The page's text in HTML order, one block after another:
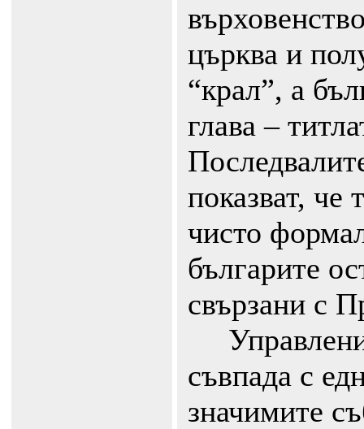
църква и
“крал”, а
глава –
показват, че
чисто
българите
свързани с
съвпада с
значимите